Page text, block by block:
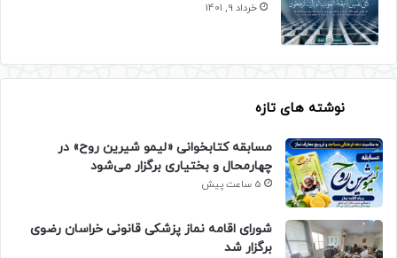
خرداد 9, 1401
نوشته های تازه
مسابقه کتابخوانی «لیمو شیرین روح» در
چهارمحال و بختیاری برگزار می‌شود
5 ساعت پیش
شورای اقامه نماز پزشکی قانونی خراسان رضوی
برگزار شد